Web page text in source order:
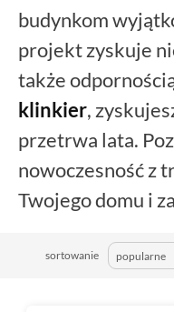
budynkom
projekt zyskuje
także
klinkier,
przetrwa lata.
nowoczesność z
Twojego domu i
sortowanie